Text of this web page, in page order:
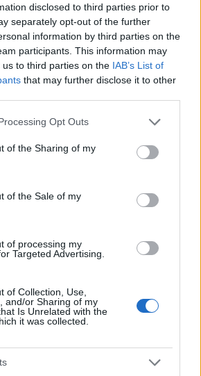
disclosed to third parties prior to
separately opt-out of the further
information by third parties on the
participants. This information may
to third parties on the IAB’s List of
that may further disclose it to other
website/app uses one or more Google
or usage behaviour. You may click to
to Google and its third-party tags to
specified purposes in below Google
Opt Outs
of the Sharing of my
of the Sale of my
of processing my
Targeted Advertising.
of Collection, Use,
and/or Sharing of my
Is Unrelated with the
it was collected.
nel canale telegram di
le nostre ultime news
Google News
h
s
A
h
re
articolo